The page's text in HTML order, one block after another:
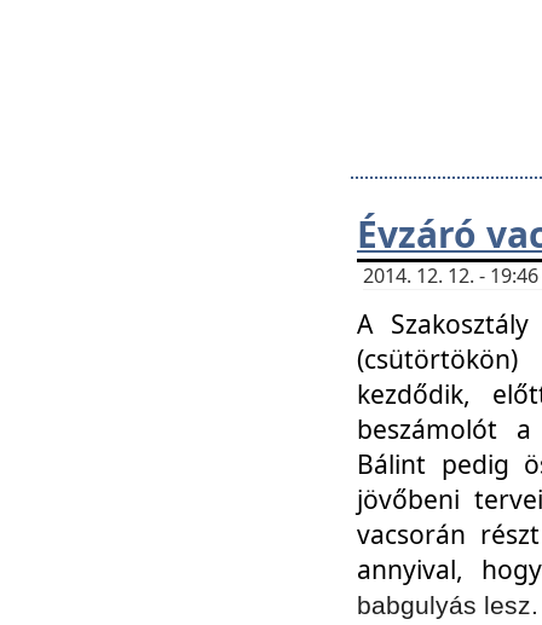
Évzáró
2014. 12. 12. -
A
kezdődik,
beszámolót
Bálint pedig
jövőbeni
vacsorán
annyival,
babgulyás